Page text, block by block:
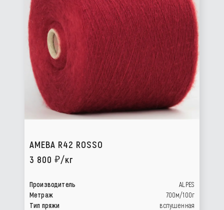
AMEBA R42 ROSSO
3 800
/кг
Производитель
ALPES
Метраж
700м/100г
Тип пряжи
вспушенная